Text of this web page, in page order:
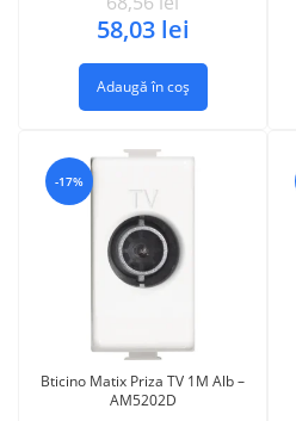
58,03 lei
Adaugă în coș
-17%
Bticino Matix Priza TV 1M Alb –
AM5202D